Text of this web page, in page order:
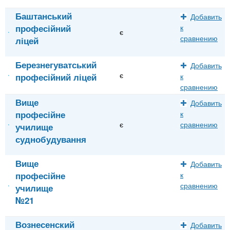
Баштанський
професійний
ліцей
є
Добавить
к
сравнению
Березнегуватський
професійний ліцей
є
Добавить
к
сравнению
Вище
професійне
училище
суднобудування
є
Добавить
к
сравнению
Вище
професійне
училище
№21
Добавить
к
сравнению
Вознесенский Добавить